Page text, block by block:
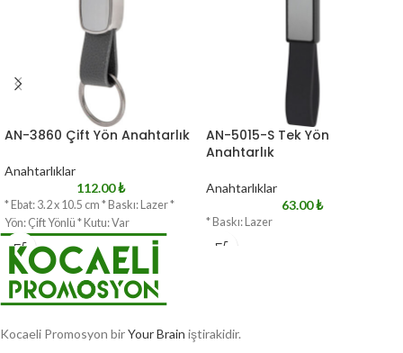
AN-3860 Çift Yön Anahtarlık
Anahtarlıklar
112.00₺
* Ebat: 3.2 x 10.5 cm * Baskı: Lazer *
Yön: Çift Yönlü * Kutu: Var
AN-5015-S Tek Yön
Anahtarlık
Anahtarlıklar
63.00₺
* Baskı: Lazer
Kocaeli Promosyon birYour Brain iştirakidir.